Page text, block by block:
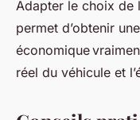
Adapter le choix de
permet d’obtenir
économique
réel du véhicule et